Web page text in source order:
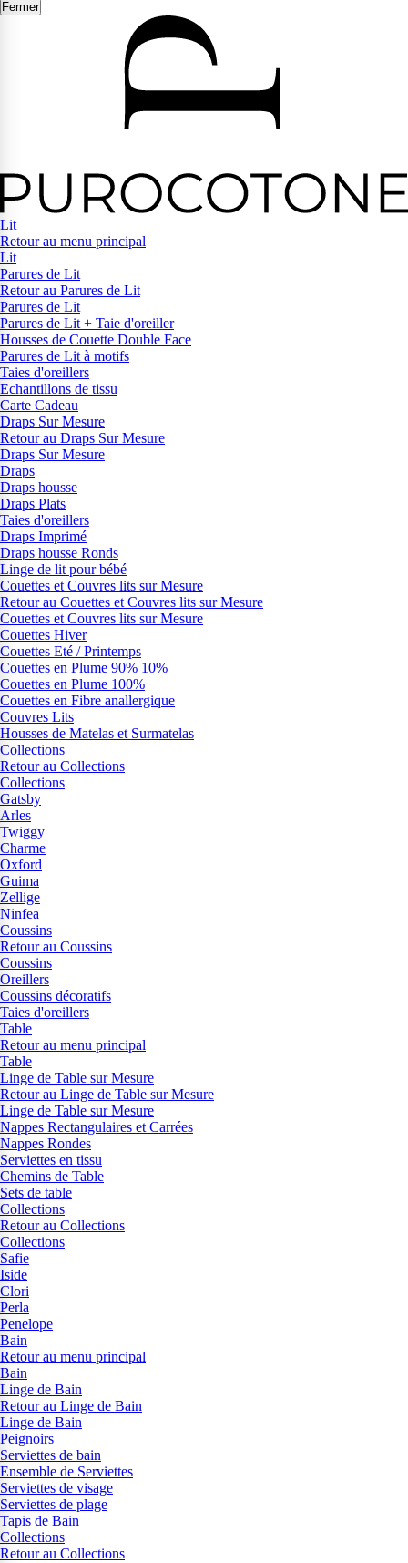
Fermer
Lit
Retour au menu principal
Lit
Parures de Lit
Retour au Parures de Lit
Parures de Lit
Parures de Lit + Taie d'oreiller
Housses de Couette Double Face
Parures de Lit à motifs
Taies d'oreillers
Echantillons de tissu
Carte Cadeau
Draps Sur Mesure
Retour au Draps Sur Mesure
Draps Sur Mesure
Draps
Draps housse
Draps Plats
Taies d'oreillers
Draps Imprimé
Draps housse Ronds
Linge de lit pour bébé
Couettes et Couvres lits sur Mesure
Retour au Couettes et Couvres lits sur Mesure
Couettes et Couvres lits sur Mesure
Couettes Hiver
Couettes Eté / Printemps
Couettes en Plume 90% 10%
Couettes en Plume 100%
Couettes en Fibre anallergique
Couvres Lits
Housses de Matelas et Surmatelas
Collections
Retour au Collections
Collections
Gatsby
Arles
Twiggy
Charme
Oxford
Guima
Zellige
Ninfea
Coussins
Retour au Coussins
Coussins
Oreillers
Coussins décoratifs
Taies d'oreillers
Table
Retour au menu principal
Table
Linge de Table sur Mesure
Retour au Linge de Table sur Mesure
Linge de Table sur Mesure
Nappes Rectangulaires et Carrées
Nappes Rondes
Serviettes en tissu
Chemins de Table
Sets de table
Collections
Retour au Collections
Collections
Safie
Iside
Clori
Perla
Penelope
Bain
Retour au menu principal
Bain
Linge de Bain
Retour au Linge de Bain
Linge de Bain
Peignoirs
Serviettes de bain
Ensemble de Serviettes
Serviettes de visage
Serviettes de plage
Tapis de Bain
Collections
Retour au Collections